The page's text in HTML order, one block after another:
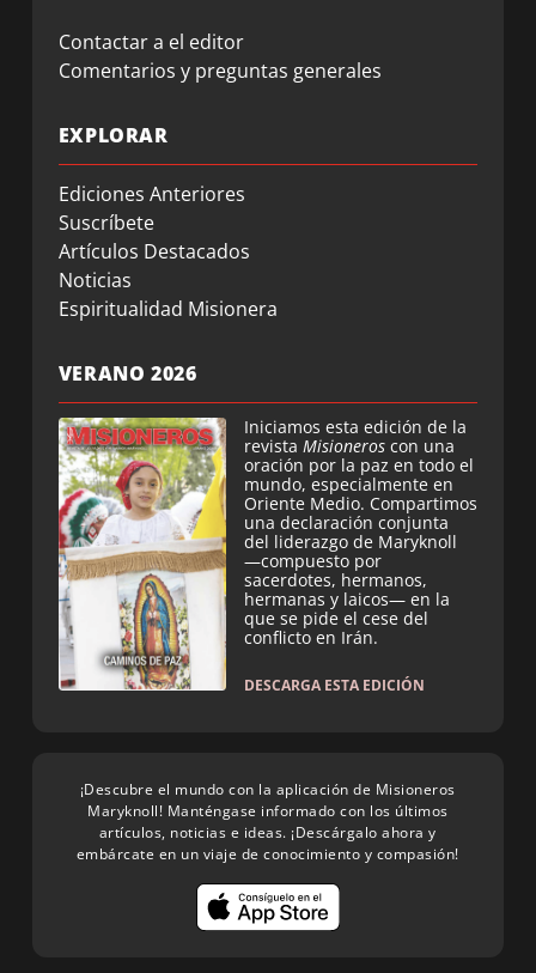
Contactar a el editor
Comentarios y preguntas generales
EXPLORAR
Ediciones Anteriores
Suscríbete
Artículos Destacados
Noticias
Espiritualidad Misionera
VERANO 2026
Iniciamos esta edición de la
revista Misioneros con una
oración por la paz en todo el
mundo, especialmente en
Oriente Medio. Compartimos
una declaración conjunta
del liderazgo de Maryknoll
—compuesto por
sacerdotes, hermanos,
hermanas y laicos— en la
que se pide el cese del
conflicto en Irán.
DESCARGA ESTA EDICIÓN
¡Descubre el mundo con la aplicación de Misioneros
Maryknoll! Manténgase informado con los últimos
artículos, noticias e ideas. ¡Descárgalo ahora y
embárcate en un viaje de conocimiento y compasión!